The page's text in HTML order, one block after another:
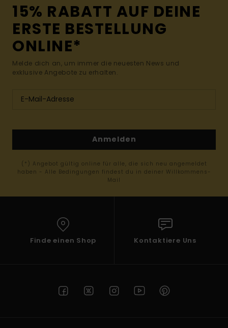
15% RABATT AUF DEINE
ERSTE BESTELLUNG
ONLINE*
Melde dich an, um immer die neuesten News und
exklusive Angebote zu erhalten.
Anmelden
(*) Angebot gültig online für alle, die sich neu angemeldet
haben - Alle Bedingungen findest du in deiner Willkommens-
Mail
Finde einen Shop Kontaktiere Uns